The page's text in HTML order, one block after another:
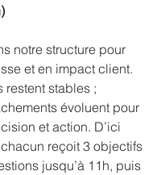
notre structure pour
et en impact client.
restent stables ;
évoluent pour
et action. D’ici
reçoit 3 objectifs
jusqu’à 11h, puis